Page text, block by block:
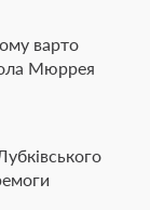
варто
Мюррея